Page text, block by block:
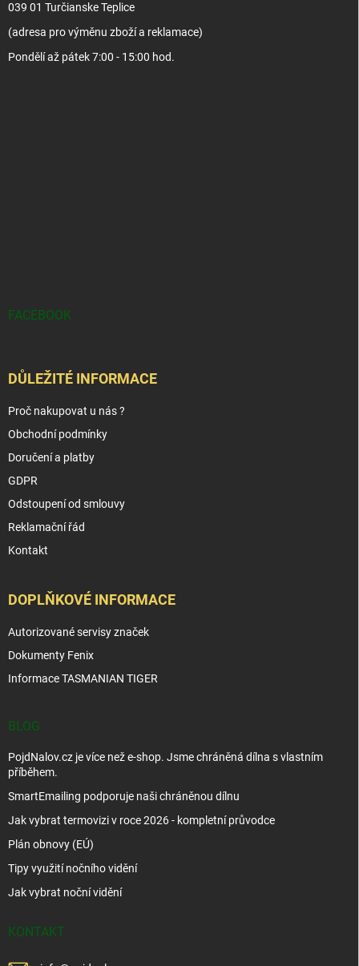
039 01 Turčianske Teplice
(adresa pro výměnu zboží a reklamace)
Pondělí až pátek 7:00 - 15:00 hod.
FACEBOOK
DŮLEŽITÉ INFORMACE
Proč nakupovat u nás ?
Obchodní podmínky
Doručení a platby
GDPR
Odstoupení od smlouvy
Reklamační řád
Kontakt
DOPLŇKOVÉ INFORMACE
Autorizované servisy značek
Dokumenty Fenix
Informace TASMANIAN TIGER
BLOG
PojdNalov.cz je více než e-shop. Jsme chráněná dílna s vlastním
příběhem.
SmartEmailing podporuje naši chráněnou dílnu
Jak vybrat termovizi v roce 2026 - kompletní průvodce
Plán obnovy (EÚ)
Tipy využití nočního vidění
Jak vybrat noční vidění
KONTAKT